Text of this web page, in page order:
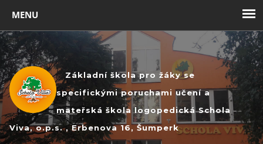
Základní škola pro žáky se
specifickými poruchami učení a
mateřská škola logopedická Schola
Viva, o.p.s. , Erbenova 16, Šumperk